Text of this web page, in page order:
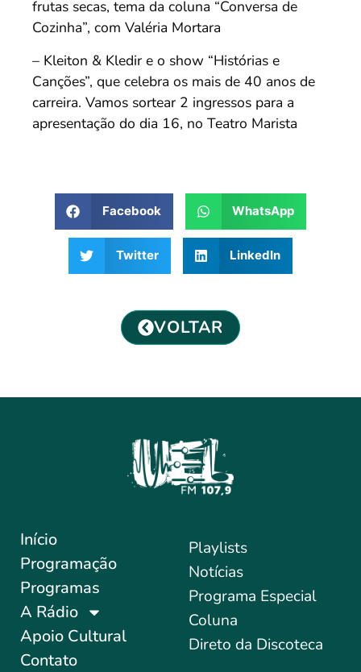
frutas secas, tema da coluna “Conversa de
Cozinha”, com Valéria Mortara
– Kleiton & Kledir e o show “Histórias e
Canções”, que celebra os mais de 40 anos de
carreira. Vamos sortear 2 ingressos para a
apresentação do dia 16, no Teatro Marista
Facebook WhatsApp
Twitter LinkedIn
VOLTAR
Início
Programação
Programas
A Rádio
Apoio Cultural
Contato
Playlists
Notícias
Programa Especial
Coluna
Direto da Discoteca